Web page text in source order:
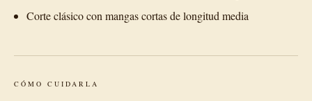
Corte clásico con mangas cortas de longitud media
CÓMO CUIDARLA